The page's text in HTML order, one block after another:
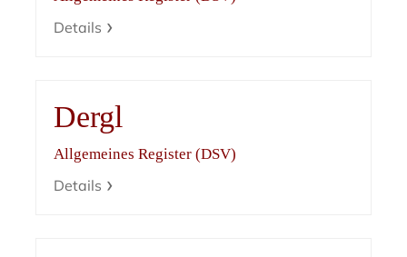
Details
Dergl
Allgemeines Register (DSV)
Details